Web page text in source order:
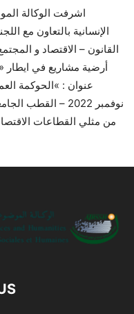
اشرفت الوكالة
الإنسانية بالتعاون مع
القانون – الاقتصاد و
أرضية مشاريع في ايطار
من مثلي القطاعات